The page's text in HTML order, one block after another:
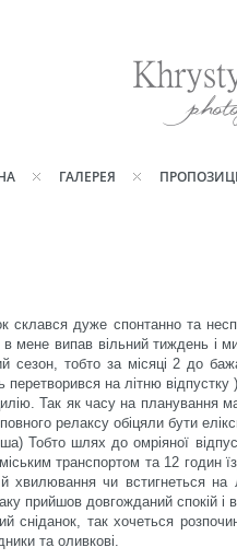
ГАЛЕРЕЯ
склався дуже спонтанно та
мене випав вільний тиждень і
сезон, тобто за місяці 2 до
на літню відпустку
Так як часу на планування
повного релаксу обіцяли бути
Тобто шлях до омріяної
транспортом та 12 годин
чи встигнеться на
прийшов довгожданий спокій
сніданок, так хочеться
та оливкові.